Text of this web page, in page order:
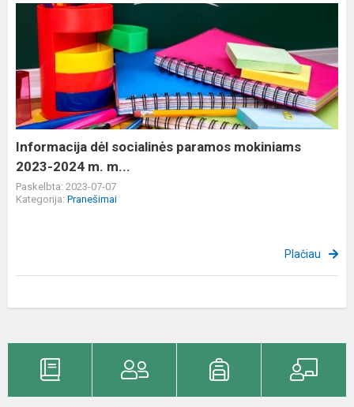
Informacija
socialinės
paramos
mokiniams
2023-
2024
m.
m...
Informacija dėl socialinės paramos mokiniams
2023-2024 m. m...
Paskelbta: 2023-07-07
Kategorija: Pranešimai
Plačiau